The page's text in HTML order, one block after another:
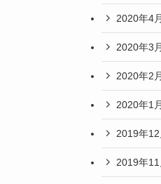
2020年4月
2020年3月
2020年2月
2020年1月
2019年12
2019年11